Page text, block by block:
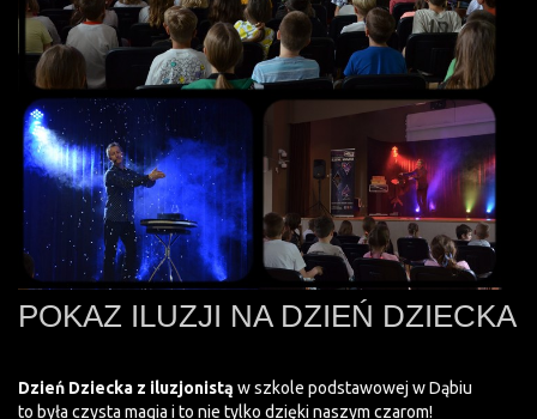
POKAZ ILUZJI NA DZIEŃ DZIECKA
Dzień Dziecka z iluzjonistą w szkole podstawowej w Dąbiu
to była czysta magia i to nie tylko dzięki naszym czarom!